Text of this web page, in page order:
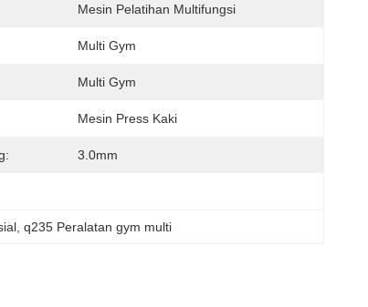
Mesin Pelatihan Multifungsi
Multi Gym
Multi Gym
Mesin Press Kaki
3.0mm
, q235 Peralatan gym multi